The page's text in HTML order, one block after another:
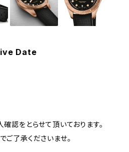
Date
認をとらせて頂いております。
了承くださいませ。